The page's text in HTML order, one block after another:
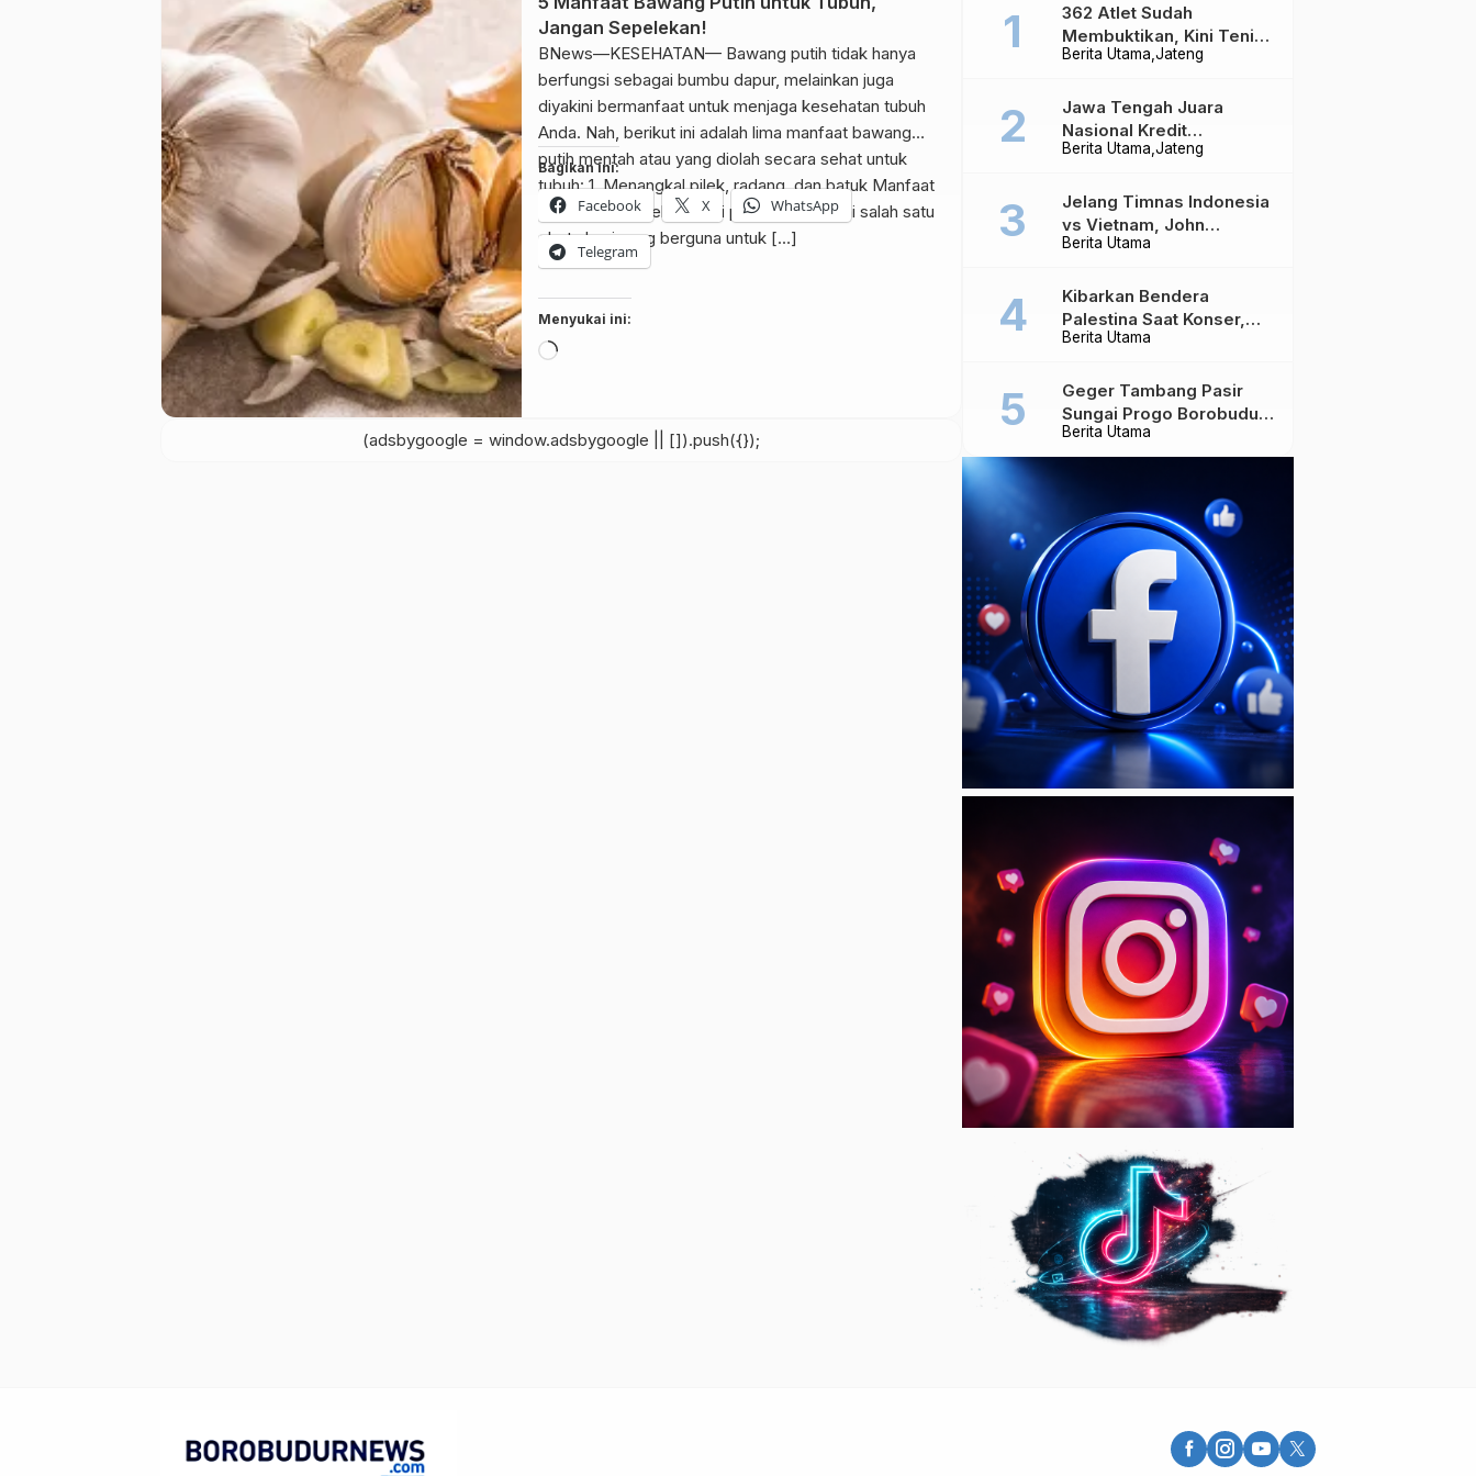
Jangan Sepelekan!
BNews—KESEHATAN— Bawang putih tidak hanya
berfungsi sebagai bumbu dapur, melainkan juga
diyakini bermanfaat untuk menjaga kesehatan tubuh
Anda. Nah, berikut ini adalah lima manfaat bawang
putih mentah atau yang diolah secara sehat untuk
tubuh: 1. Menangkal pilek, radang, dan batuk Manfaat
bawang putih sebelum di pagi hari sebagai salah satu
obat alami yang berguna untuk […]
Bagikan ini:
Facebook X WhatsApp
Telegram
Menyukai ini:
Memuat...
(adsbygoogle = window.adsbygoogle || []).push({});
Berita Utama Jateng
362 Atlet Sudah
Membuktikan, Kini Tenis
Meja Jateng Dibidik Jadi
Berita Utama Jateng
Jawa Tengah Juara
Nasional Kredit
Perumahan, Realisasi
Berita Utama
Jelang Timnas Indonesia
vs Vietnam, John
Herdman Ungkap Hal
Berita Utama
Kibarkan Bendera
Palestina Saat Konser,
Massive Attack Dilarang
Berita Utama
Geger Tambang Pasir
Sungai Progo Borobudur,
Warga Sambeng Hentikan
Alat Berat dan Usir Truk